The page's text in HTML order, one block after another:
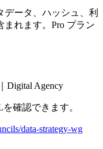
ータ、ハッシュ、利
れます。Pro プラン
Digital Agency
確認できます。
data-strategy-wg